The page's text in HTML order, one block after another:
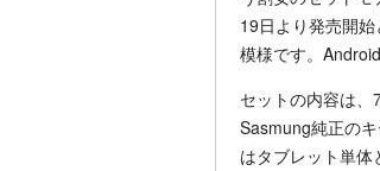
19日より発売開
模様です。
セットの内容は、
Sasmung純正の
はタブレット単